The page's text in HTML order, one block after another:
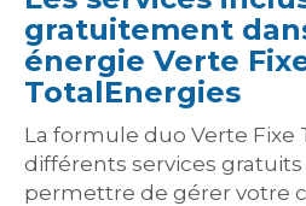
gratuitement
énergie Verte
TotalEnergies
La formule duo Verte Fixe
différents services
permettre de gérer votre